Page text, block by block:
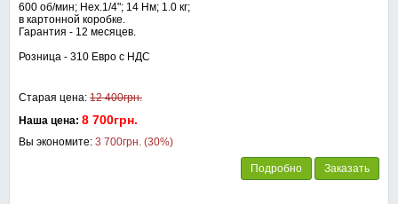
600 об/мин; Hex.1/4"; 14 Нм; 1.0 кг;
в картонной коробке.
Гарантия - 12 месяцев.
Розница - 310 Евро с НДС
Старая цена: 12 400грн.
Наша цена: 8 700грн.
Вы экономите: 3 700грн. (30%)
Подробно Заказать